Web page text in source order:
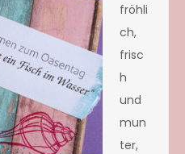
fröhli
ch,
frisc
h
und
mun
ter,